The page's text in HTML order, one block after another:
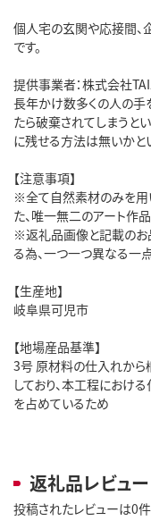
個人宅の玄関や応接間、
です。
提供事業者：株式会社
長年かけ数多くの人の手
たら破棄されてしまうと
に残せる方法は無いかと
【注意事項】
※全て自然素材のみを用
た、唯一無二のアート作品
※返礼品画像と記載のお
る為、一つ一つ異なる一
【生産地】
岐阜県可児市
【地場産品基準】
3号 原材料の仕入れか
しており、本工程におけ
を占めているため
返礼品レビュー
投稿されたレビューは0件